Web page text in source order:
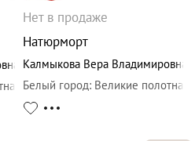
Нет в продаже
Натюрморт
Калмыкова Вера Владимировна
Белый город: Великие полотна